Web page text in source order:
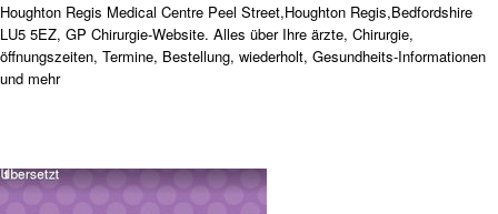
Houghton Regis Medical Centre Peel Street,Houghton Regis,Bedfordshire
LU5 5EZ, GP Chirurgie-Website. Alles über Ihre ärzte, Chirurgie,
öffnungszeiten, Termine, Bestellung, wiederholt, Gesundheits-Informationen
und mehr